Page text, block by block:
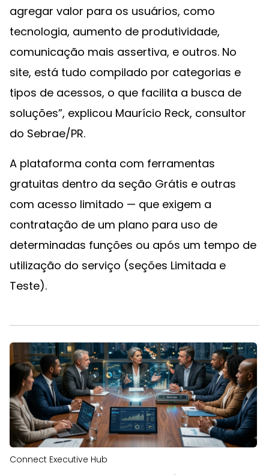
agregar valor para os usuários, como
tecnologia, aumento de produtividade,
comunicação mais assertiva, e outros. No
site, está tudo compilado por categorias e
tipos de acessos, o que facilita a busca de
soluções”, explicou Maurício Reck, consultor
do Sebrae/PR.
A plataforma conta com ferramentas
gratuitas dentro da seção Grátis e outras
com acesso limitado — que exigem a
contratação de um plano para uso de
determinadas funções ou após um tempo de
utilização do serviço (seções Limitada e
Teste).
Connect Executive Hub